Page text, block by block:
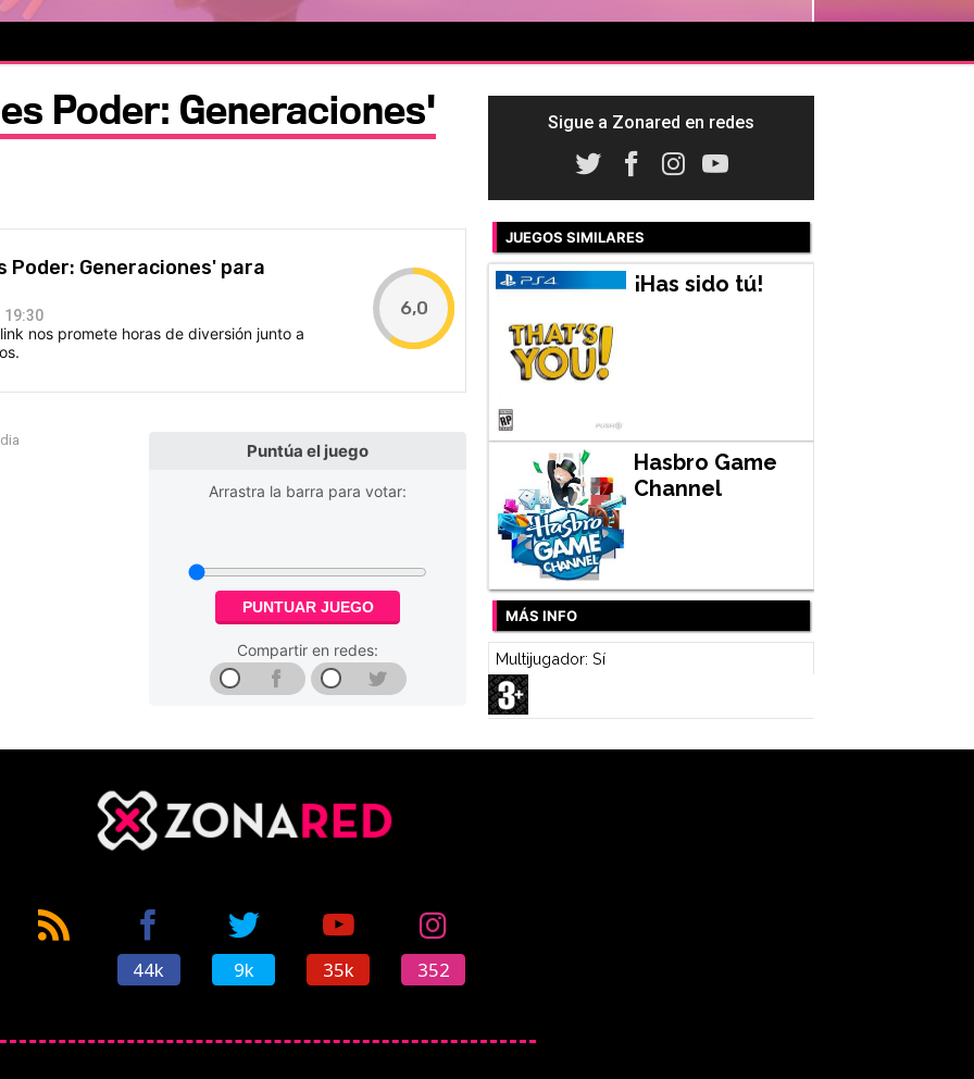
Poder: Generaciones'
Poder: Generaciones' para
19:30
nos promete horas de diversión junto a
6,0
Puntúa el juego
Arrastra la barra para votar:
PUNTUAR JUEGO
Compartir en redes:
Sigue a Zonared en redes
JUEGOS SIMILARES
¡Has sido tú!
Hasbro Game
Channel
MÁS INFO
Multijugador: Sí
44k 9k 35k 352